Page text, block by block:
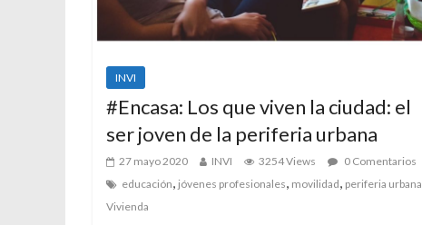
INVI
#Encasa: Los que viven la ciudad: el
ser joven de la periferia urbana
27 mayo 2020 INVI 3254 Views
0 Comentarios
educación, jóvenes profesionales, movilidad, periferia urbana
Vivienda